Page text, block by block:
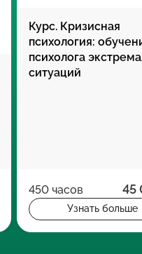
Курс. Кризисная
психология:
психолога
ситуаций
450 часов 45
Узнать больше